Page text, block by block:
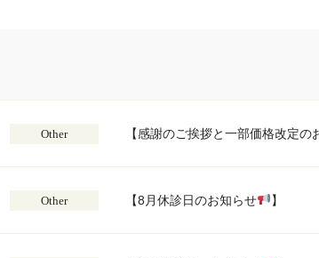
Other 【感謝のご挨拶と一部価格改定の
Other 【8月休診日のお知らせ 】